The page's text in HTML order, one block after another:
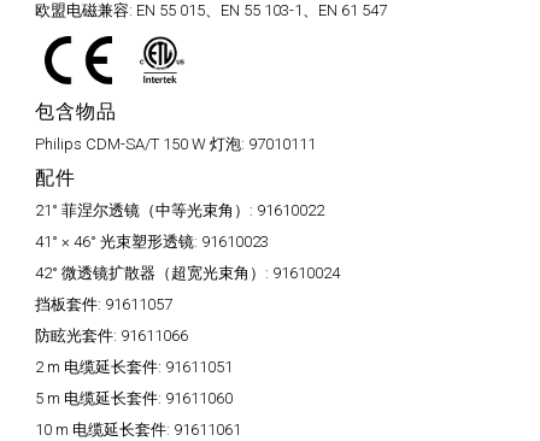
欧盟电磁兼容: EN 55 015、EN 55 103-1、EN 61 547
包含物品
Philips CDM-SA/T 150 W 灯泡: 97010111
配件
21° 菲涅尔透镜（中等光束角）: 91610022
41° × 46° 光束塑形透镜: 91610023
42° 微透镜扩散器（超宽光束角）: 91610024
挡板套件: 91611057
防眩光套件: 91611066
2 m 电缆延长套件: 91611051
5 m 电缆延长套件: 91611060
10 m 电缆延长套件: 91611061